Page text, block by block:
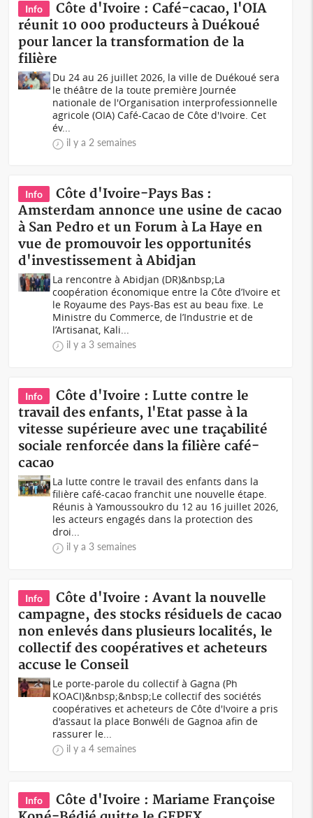
Info
Côte d'Ivoire : Café-cacao, l'OIA
réunit 10 000 producteurs à Duékoué
pour lancer la transformation de la
filière
Du 24 au 26 juillet 2026, la ville de Duékoué sera
le théâtre de la toute première Journée
nationale de l'Organisation interprofessionnelle
agricole (OIA) Café-Cacao de Côte d'Ivoire. Cet
év...
il y a 2 semaines
Info
Côte d'Ivoire-Pays Bas :
Amsterdam annonce une usine de cacao
à San Pedro et un Forum à La Haye en
vue de promouvoir les opportunités
d'investissement à Abidjan
La rencontre à Abidjan (DR)&nbsp;La
coopération économique entre la Côte d’Ivoire et
le Royaume des Pays-Bas est au beau fixe. Le
Ministre du Commerce, de l’Industrie et de
l’Artisanat, Kali...
il y a 3 semaines
Info
Côte d'Ivoire : Lutte contre le
travail des enfants, l'Etat passe à la
vitesse supérieure avec une traçabilité
sociale renforcée dans la filière café-
cacao
La lutte contre le travail des enfants dans la
filière café-cacao franchit une nouvelle étape.
Réunis à Yamoussoukro du 12 au 16 juillet 2026,
les acteurs engagés dans la protection des
droi...
il y a 3 semaines
Info
Côte d'Ivoire : Avant la nouvelle
campagne, des stocks résiduels de cacao
non enlevés dans plusieurs localités, le
collectif des coopératives et acheteurs
accuse le Conseil
Le porte-parole du collectif à Gagna (Ph
KOACI)&nbsp;&nbsp;Le collectif des sociétés
coopératives et acheteurs de Côte d'Ivoire a pris
d'assaut la place Bonwéli de Gagnoa afin de
rassurer le...
il y a 4 semaines
Info
Côte d'Ivoire : Mariame Françoise